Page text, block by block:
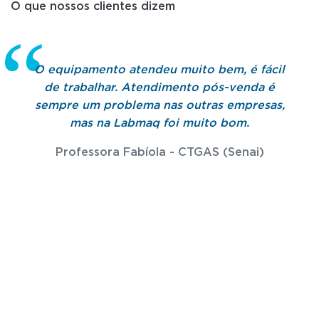
O que nossos clientes dizem
O equipamento atendeu muito bem, é fácil
de trabalhar. Atendimento pós-venda é
sempre um problema nas outras empresas,
mas na Labmaq foi muito bom.
Professora Fabíola - CTGAS (Senai)